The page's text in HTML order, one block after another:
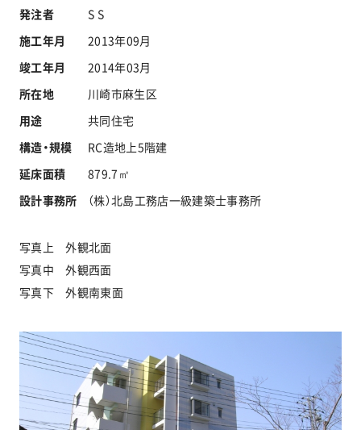
発注者
S S
施工年月
2013年09月
竣工年月
2014年03月
所在地
川崎市麻生区
用途
共同住宅
構造・規模
RC造地上5階建
延床面積
879.7㎡
設計事務所
（株）北島工務店一級建築士事務所
写真上 外観北面
写真中 外観西面
写真下 外観南東面
関連企業
新着情報
ブログ